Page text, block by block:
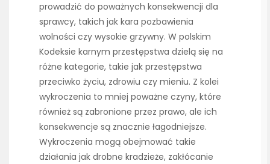
prowadzić do poważnych konsekwencji dla
sprawcy, takich jak kara pozbawienia
wolności czy wysokie grzywny. W polskim
Kodeksie karnym przestępstwa dzielą się na
różne kategorie, takie jak przestępstwa
przeciwko życiu, zdrowiu czy mieniu. Z kolei
wykroczenia to mniej poważne czyny, które
również są zabronione przez prawo, ale ich
konsekwencje są znacznie łagodniejsze.
Wykroczenia mogą obejmować takie
działania jak drobne kradzieże, zakłócanie